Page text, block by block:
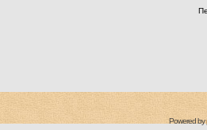
Powered by